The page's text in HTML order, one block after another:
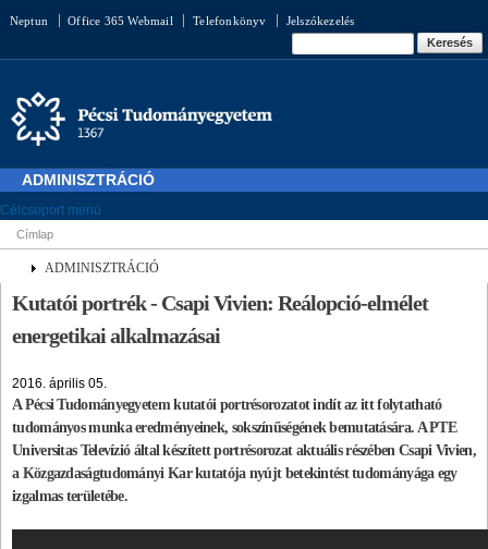
Neptun Office 365 Webmail Telefonkönyv Jelszókezelés
Keresés
ADMINISZTRÁCIÓ
Célcsoport menü
Jelenlegi hely
Címlap
ADMINISZTRÁCIÓ
Kutatói portrék - Csapi Vivien: Reálopció-elmélet
energetikai alkalmazásai
2016. április 05.
A Pécsi Tudományegyetem kutatói portrésorozatot indít az itt folytatható
tudományos munka eredményeinek, sokszínűségének bemutatására. A PTE
Universitas Televízió által készített portrésorozat aktuális részében Csapi Vivien,
a Közgazdaságtudományi Kar kutatója nyújt betekintést tudományága egy
izgalmas területébe.